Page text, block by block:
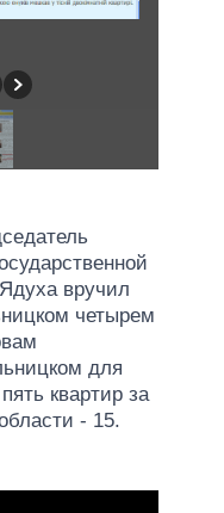
вручил
четырем
для
квартир за
- 15.